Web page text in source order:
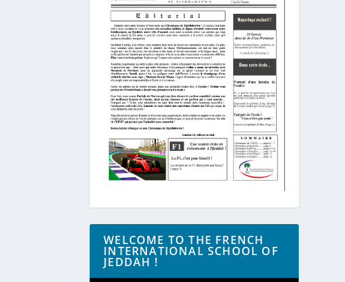
WELCOME TO THE FRENCH
INTERNATIONAL SCHOOL OF
JEDDAH !